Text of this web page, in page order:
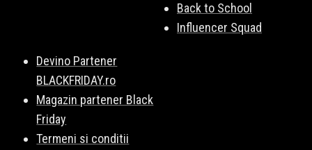
Back to School
Influencer Squad
Devino Partener
BLACKFRIDAY.ro
Magazin partener Black
Friday
Termeni si conditii